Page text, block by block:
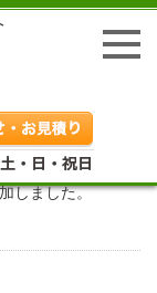
しました。